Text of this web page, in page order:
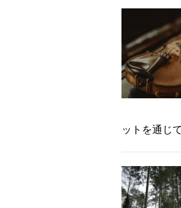
ットを通じ